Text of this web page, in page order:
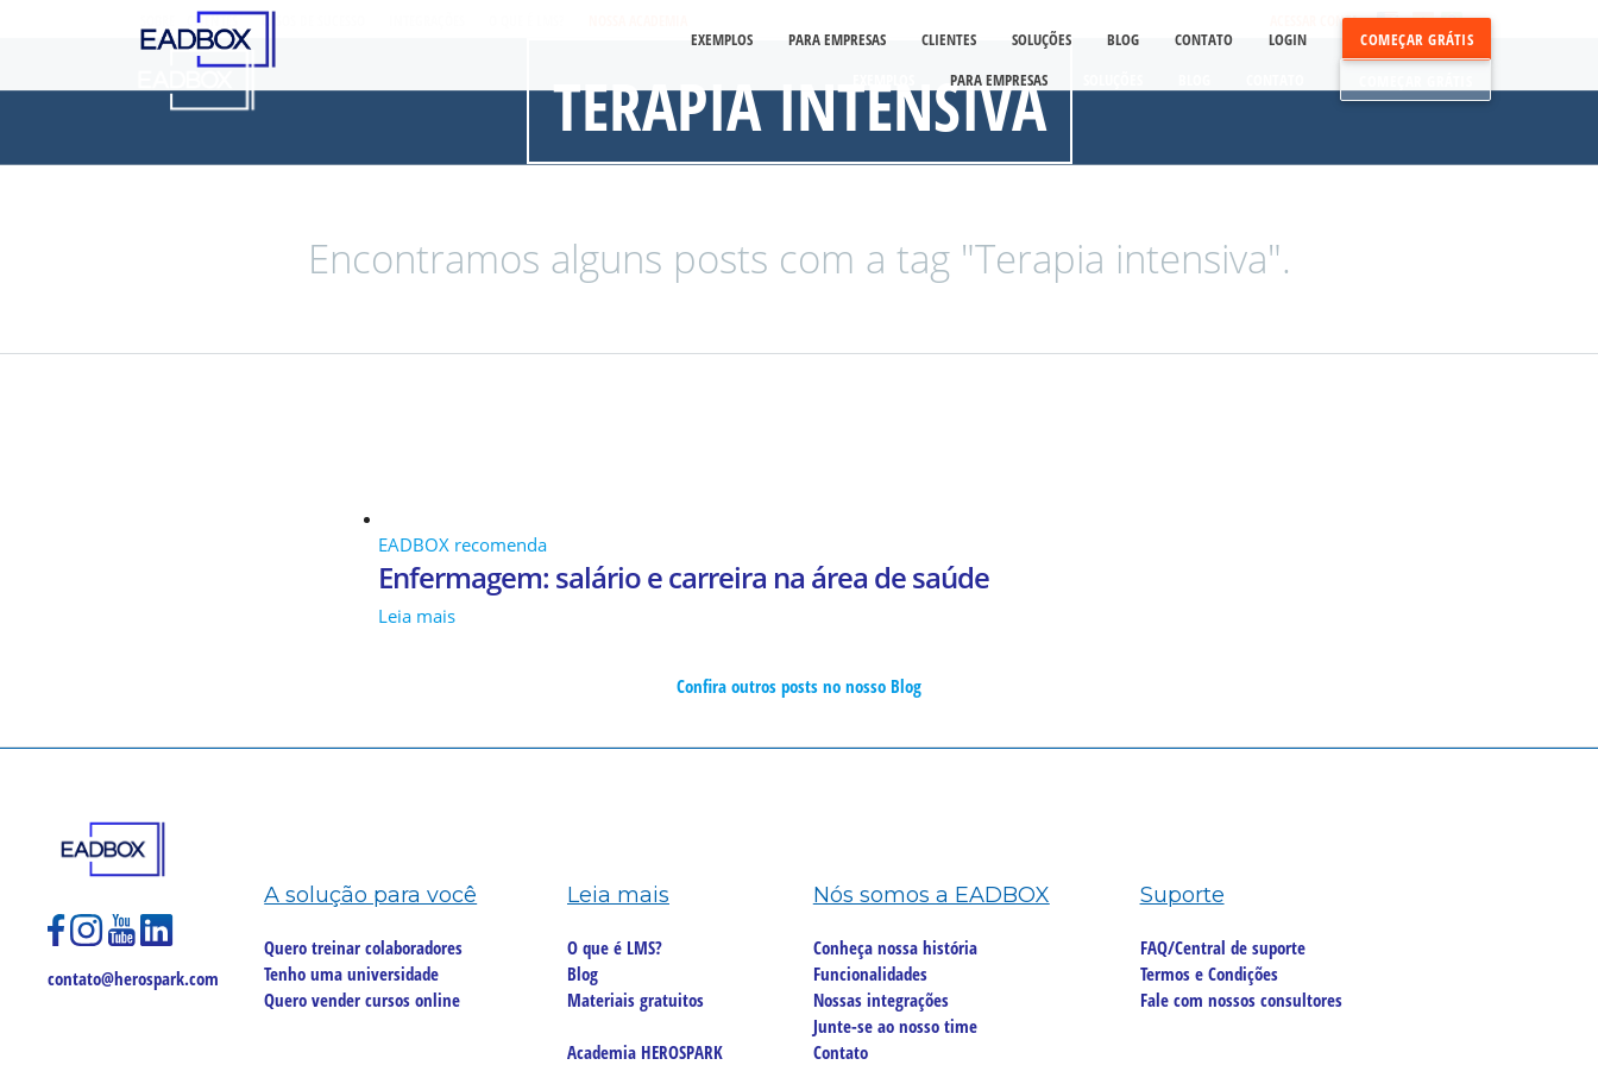
CLIENTES CASOS DE SUCESSO ACESSAR CONTA
PARA EMPRESAS
EXEMPLOS PARA EMPRESAS CLIENTES SOLUÇÕES BLOG CONTATO LOGIN COMEÇAR GRÁTIS
TERAPIA INTENSIVA
Encontramos alguns posts com a tag "Terapia intensiva".
EADBOX recomenda
Enfermagem: salário e carreira na área de saúde
Leia mais
Confira outros posts no nosso Blog
contato@herospark.com
A solução para você
Quero treinar colaboradores
Tenho uma universidade
Quero vender cursos online
Leia mais
O que é LMS?
Blog
Materiais gratuitos
Academia HEROSPARK
Nós somos a EADBOX
Conheça nossa história
Funcionalidades
Nossas integrações
Junte-se ao nosso time
Contato
Suporte
FAQ/Central de suporte
Termos e Condições
Fale com nossos consultores